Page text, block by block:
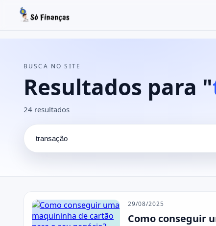
Buscar no site
BUSCA NO SITE
Resultados para "
24 resultados
29/08/2025
Como conseguir